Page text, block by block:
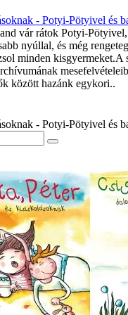
- Potyi-Pötyivel és
vár rátok Potyi-
nyúllal, és még
minden kisgyermeket.A
között hazánk egykori..
- Potyi-Pötyivel és